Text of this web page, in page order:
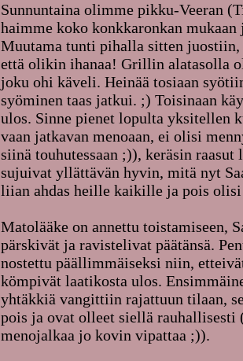
Sunnuntaina olimme pikku-Veeran
haimme koko konkkaronkan
Muutama tunti pihalla sitten
että olikin ihanaa! Grillin alatasolla
joku ohi käveli. Heinää tosiaan
syöminen taas jatkui. ;) Toisinaan
ulos. Sinne pienet lopulta yksitellen
vaan jatkavan menoaan, ei olisi
siinä touhutessaan ;)), keräsin
sujuivat yllättävän hyvin, mitä nyt
liian ahdas heille kaikille ja pois
Matolääke on annettu toistamiseen,
pärskivät ja ravistelivat päätänsä.
nostettu päällimmäiseksi niin,
kömpivät laatikosta ulos.
yhtäkkiä vangittiin rajattuun tilaan,
pois ja ovat olleet siellä rauhallisesti
menojalkaa jo kovin vipattaa ;)).